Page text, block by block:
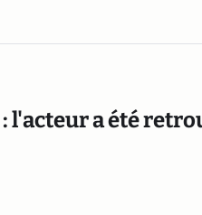
l'acteur a été